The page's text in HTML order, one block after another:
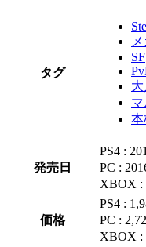
タグ
SF
本
発売日
PS4 :
PC :
XBOX :
価格
PS4 :
PC :
XBOX :